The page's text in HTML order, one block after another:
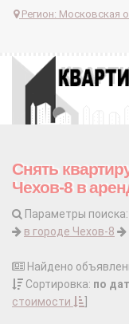
Регион: Московская
Снять
Чехов-8 в
Параметры поиска:
в городе Чехов-8
Найдено
Сортировка: по
стоимости